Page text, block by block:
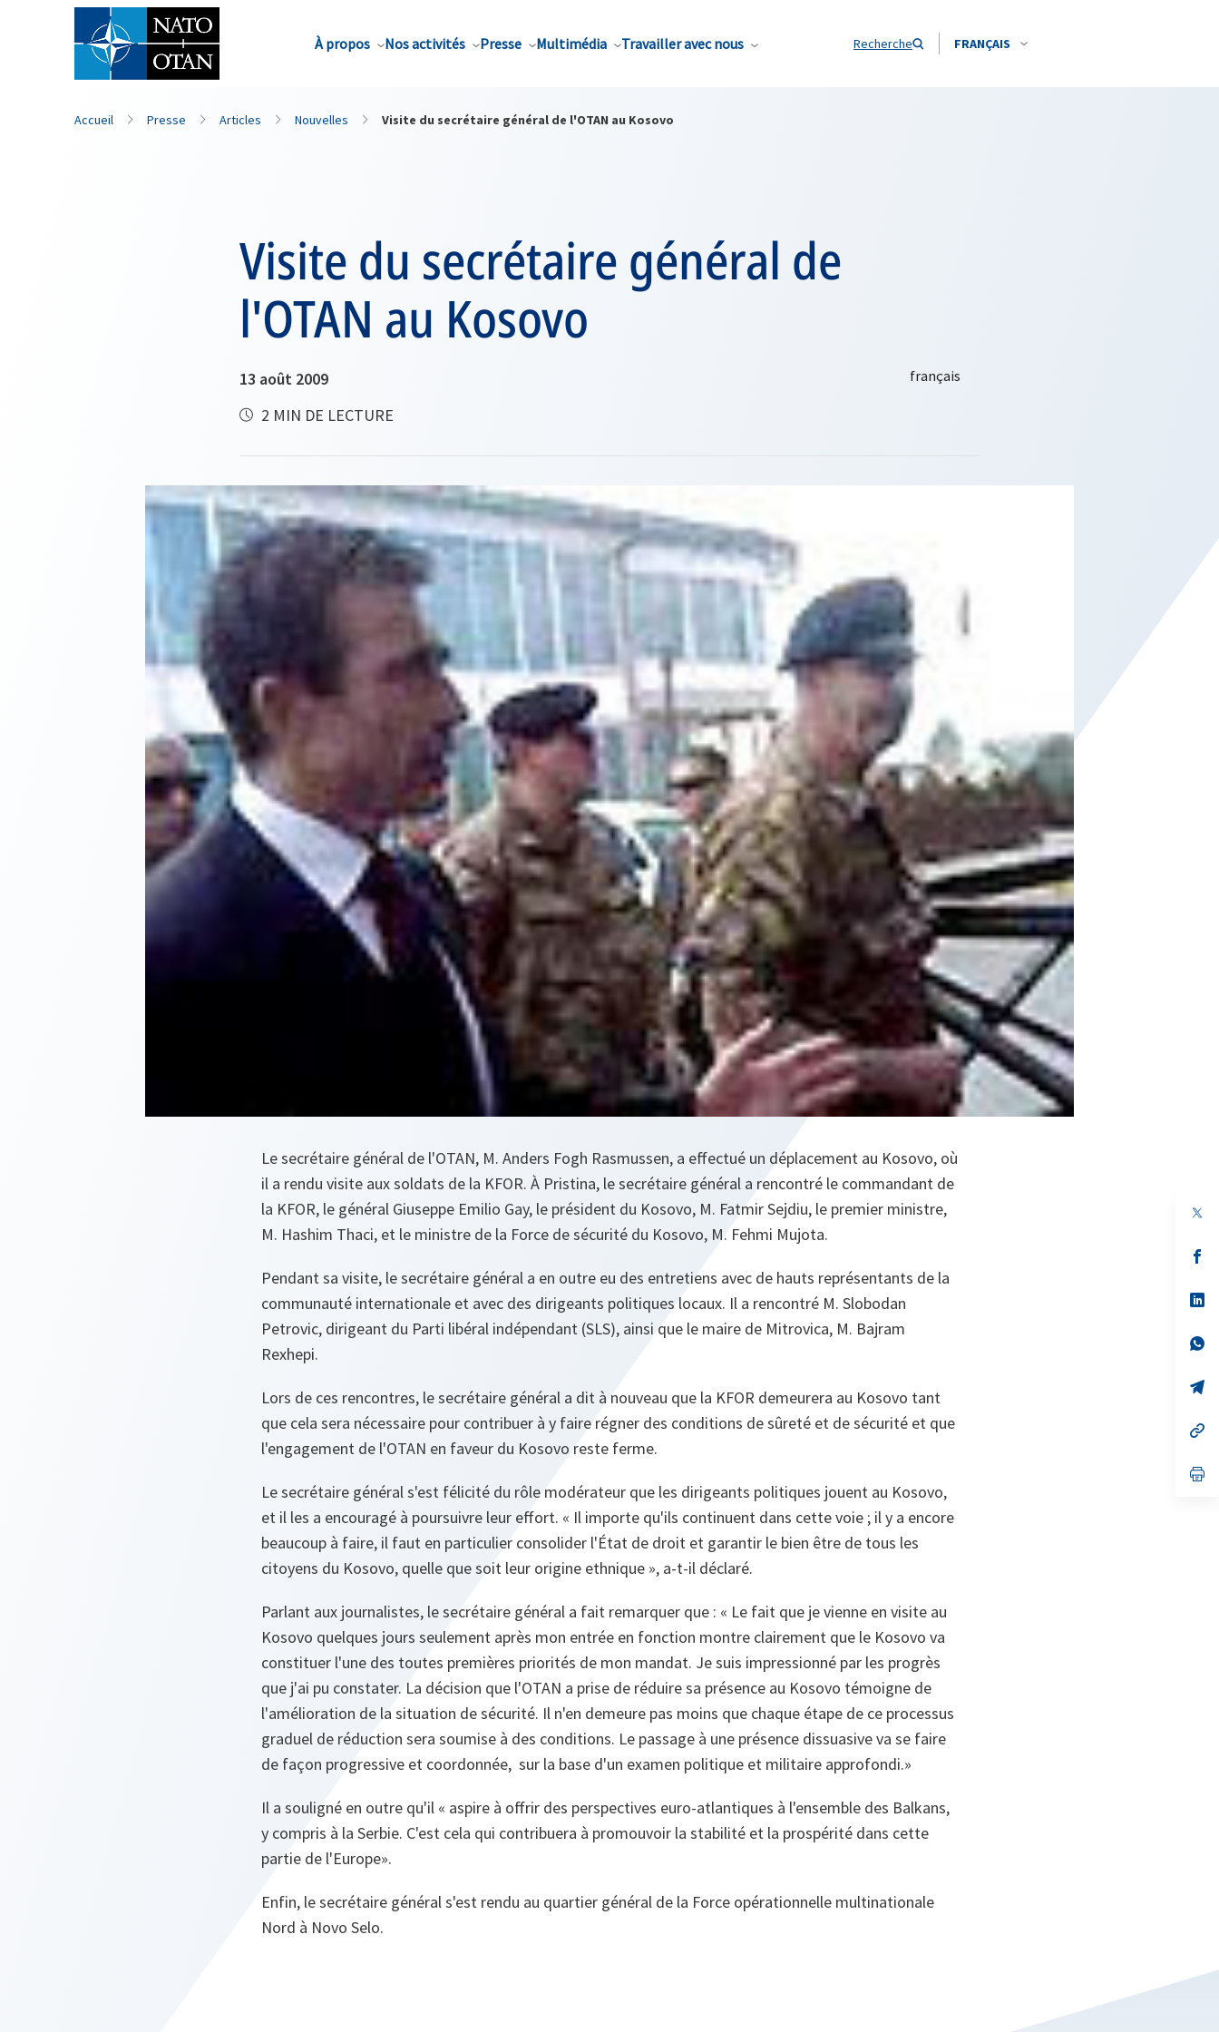
À propos Nos activités Presse Multimédia Travailler avec nous Recherche FRANÇAIS
Nom de famille*
Accueil Presse Articles Nouvelles Visite du secrétaire général de l'OTAN au Kosovo
Visite du secrétaire général de
l'OTAN au Kosovo
13 août 2009
2 MIN DE LECTURE
Le secrétaire général de l'OTAN, M. Anders Fogh Rasmussen, a effectué un déplacement au Kosovo, où
il a rendu visite aux soldats de la KFOR. À Pristina, le secrétaire général a rencontré le commandant de
la KFOR, le général Giuseppe Emilio Gay, le président du Kosovo, M. Fatmir Sejdiu, le premier ministre,
M. Hashim Thaci, et le ministre de la Force de sécurité du Kosovo, M. Fehmi Mujota.
Pendant sa visite, le secrétaire général a en outre eu des entretiens avec de hauts représentants de la
communauté internationale et avec des dirigeants politiques locaux. Il a rencontré M. Slobodan
Petrovic, dirigeant du Parti libéral indépendant (SLS), ainsi que le maire de Mitrovica, M. Bajram
Rexhepi.
Lors de ces rencontres, le secrétaire général a dit à nouveau que la KFOR demeurera au Kosovo tant
que cela sera nécessaire pour contribuer à y faire régner des conditions de sûreté et de sécurité et que
l'engagement de l'OTAN en faveur du Kosovo reste ferme.
Le secrétaire général s'est félicité du rôle modérateur que les dirigeants politiques jouent au Kosovo,
et il les a encouragé à poursuivre leur effort. « Il importe qu'ils continuent dans cette voie ; il y a encore
beaucoup à faire, il faut en particulier consolider l'État de droit et garantir le bien être de tous les
citoyens du Kosovo, quelle que soit leur origine ethnique », a-t-il déclaré.
Parlant aux journalistes, le secrétaire général a fait remarquer que : « Le fait que je vienne en visite au
Kosovo quelques jours seulement après mon entrée en fonction montre clairement que le Kosovo va
constituer l'une des toutes premières priorités de mon mandat. Je suis impressionné par les progrès
que j'ai pu constater. La décision que l'OTAN a prise de réduire sa présence au Kosovo témoigne de
l'amélioration de la situation de sécurité. Il n'en demeure pas moins que chaque étape de ce processus
graduel de réduction sera soumise à des conditions. Le passage à une présence dissuasive va se faire
de façon progressive et coordonnée, sur la base d'un examen politique et militaire approfondi.»
Il a souligné en outre qu'il « aspire à offrir des perspectives euro-atlantiques à l'ensemble des Balkans,
y compris à la Serbie. C'est cela qui contribuera à promouvoir la stabilité et la prospérité dans cette
partie de l'Europe».
Enfin, le secrétaire général s'est rendu au quartier général de la Force opérationnelle multinationale
Nord à Novo Selo.